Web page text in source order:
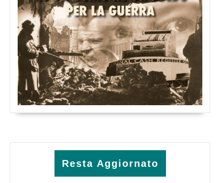
Resta Aggiornato